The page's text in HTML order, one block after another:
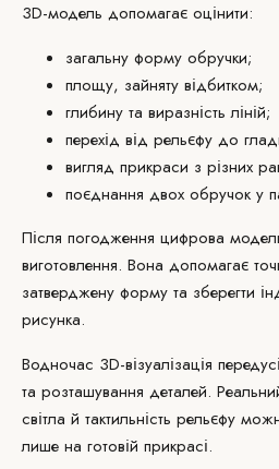
3D-модель допомагає оцінити:
загальну форму обручки;
площу, зайняту відбитком;
глибину та виразність ліній;
перехід від рельєфу до
вигляд прикраси з різних
поєднання двох обручок у
Після погодження цифрова
виготовлення. Вона допомагає
затверджену форму та зберегти
рисунка.
Водночас 3D-візуалізація
та розташування деталей.
світла й тактильність рельєфу
лише на готовій прикрасі.